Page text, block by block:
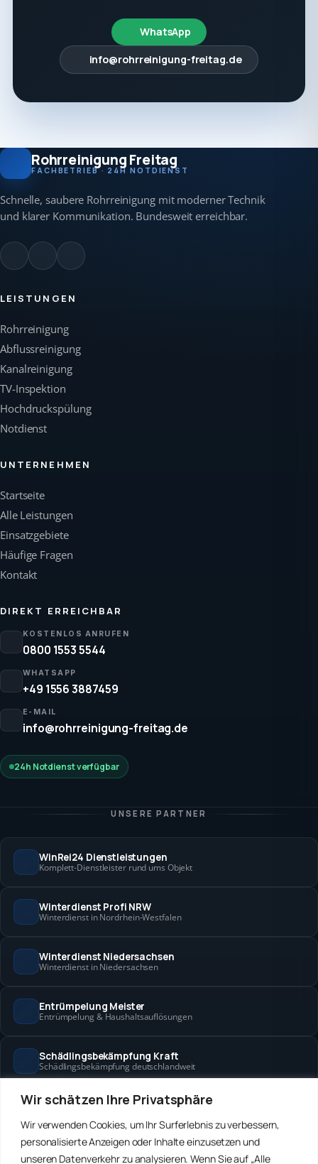
Wir schätzen Ihre Privatsphäre
Wir verwenden Cookies, um Ihr Surferlebnis zu verbessern,
personalisierte Anzeigen oder Inhalte einzusetzen und
unseren Datenverkehr zu analysieren. Wenn Sie auf „Alle
WhatsApp
info@rohrreinigung-freitag.de
Rohrreinigung Freitag
FACHBETRIEB · 24H NOTDIENST
Schnelle, saubere Rohrreinigung mit moderner Technik
und klarer Kommunikation. Bundesweit erreichbar.
LEISTUNGEN
Rohrreinigung
Abflussreinigung
Kanalreinigung
TV-Inspektion
Hochdruckspülung
Notdienst
UNTERNEHMEN
Startseite
Alle Leistungen
Einsatzgebiete
Häufige Fragen
Kontakt
DIREKT ERREICHBAR
KOSTENLOS ANRUFEN
0800 1553 5544
WHATSAPP
+49 1556 3887459
E-MAIL
info@rohrreinigung-freitag.de
24h Notdienst verfügbar
UNSERE PARTNER
WinRei24 Dienstleistungen
Komplett-Dienstleister rund ums Objekt
Winterdienst Profi NRW
Winterdienst in Nordrhein-Westfalen
Winterdienst Niedersachsen
Winterdienst in Niedersachsen
Entrümpelung Meister
Entrümpelung & Haushaltsauflösungen
Schädlingsbekämpfung Kraft
Schädlingsbekämpfung deutschlandweit
Hanse Objektservice
Winterdienst Hansa